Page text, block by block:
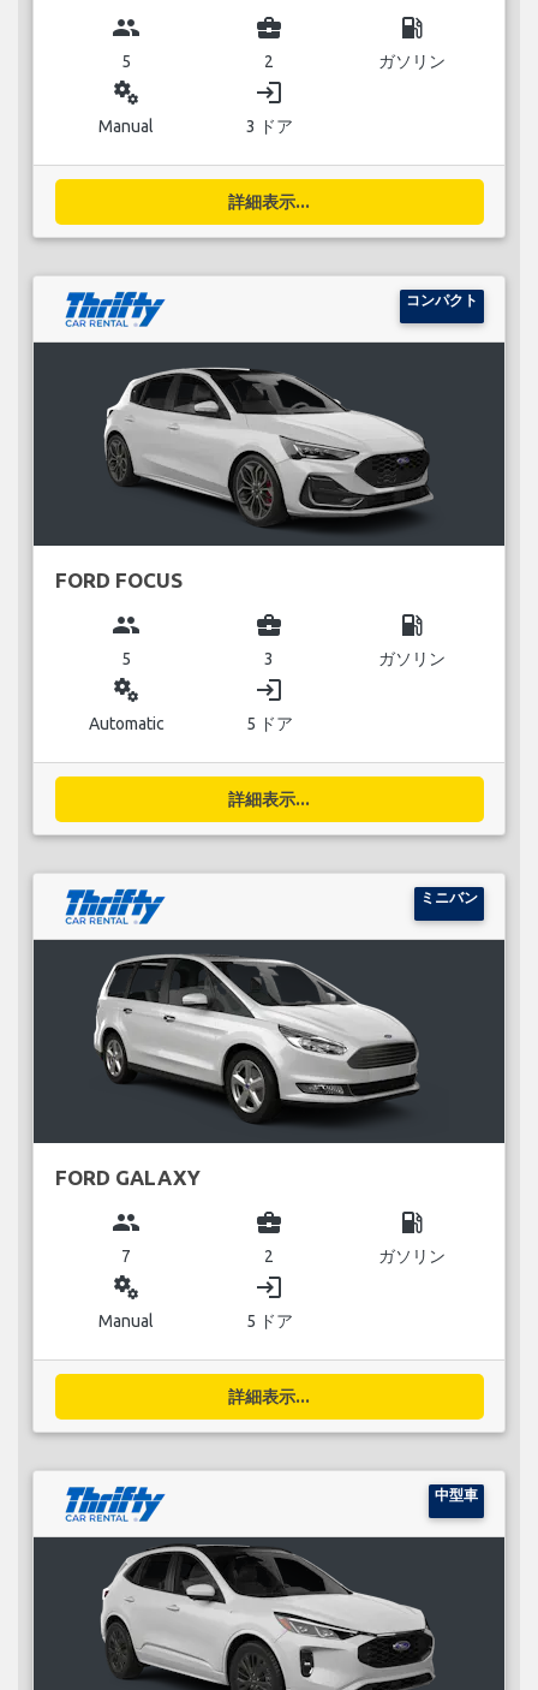
group
5
business_center
2
local_gas_station
ガソリン
miscellaneous_services
Manual
login
3 ドア
詳細表示...
コンパクト
FORD FOCUS
group
5
business_center
3
local_gas_station
ガソリン
miscellaneous_services
Automatic
login
5 ドア
詳細表示...
ミニバン
FORD GALAXY
group
7
business_center
2
local_gas_station
ガソリン
miscellaneous_services
Manual
login
5 ドア
詳細表示...
中型車